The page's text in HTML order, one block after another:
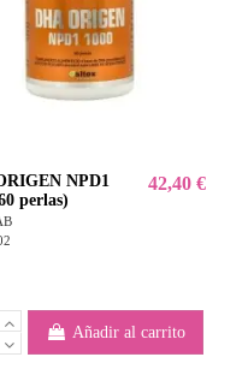
NPD1
perlas)
42,40 €
Añadir al carrito